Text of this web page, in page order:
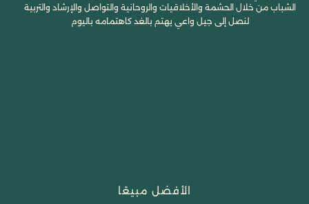
الشباب من خلال الحشمة والأخلاقيات والروحانية والتواصل والإرشاد والتربية
لنصل إلى جيل واعي يهتم بالغد كاهتمامه باليوم
الأفضل مبيعًا